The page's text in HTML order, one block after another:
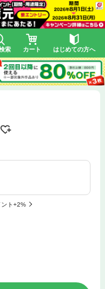
索 カート はじめての方へ
ント+2%